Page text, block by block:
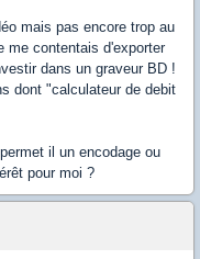
mais pas encore trop au
me contentais d'exporter
dans un graveur BD !
dont "calculateur de debit
il un encodage ou
pour moi ?